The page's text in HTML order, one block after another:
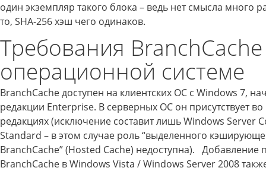
один экземпляр такого блока – ведь нет смысла много
то, SHA-256 хэш чего одинаков.
Требования
операционной системе
BranchCache доступен на клиентских ОС с Windows 7,
редакции Enterprise. В серверных ОС он присутствует во
редакциях (исключение составит лишь Windows Server
Standard – в этом случае роль “выделенного
BranchCache” (Hosted Cache) недоступна). Добавление
BranchCache в Windows Vista / Windows Server 2008